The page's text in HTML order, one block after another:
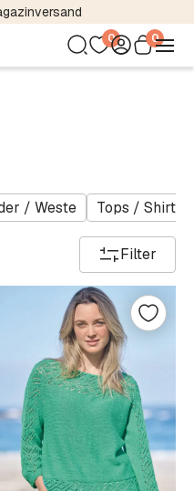
ab 24,95 €
0 0
/ Weste Tops / Shirts
Filter